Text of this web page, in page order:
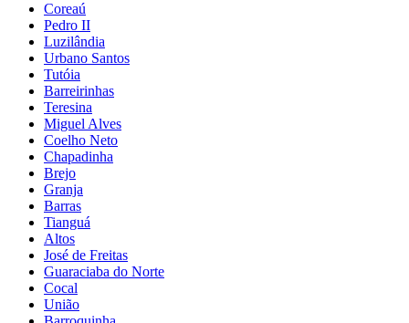
Coreaú
Pedro II
Luzilândia
Urbano Santos
Tutóia
Barreirinhas
Teresina
Miguel Alves
Coelho Neto
Chapadinha
Brejo
Granja
Barras
Tianguá
Altos
José de Freitas
Guaraciaba do Norte
Cocal
União